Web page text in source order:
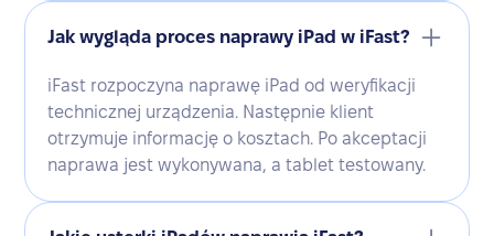
Jak wygląda proces naprawy iPad w iFast?
iFast rozpoczyna naprawę iPad od weryfikacji
technicznej urządzenia. Następnie klient
otrzymuje informację o kosztach. Po akceptacji
naprawa jest wykonywana, a tablet testowany.